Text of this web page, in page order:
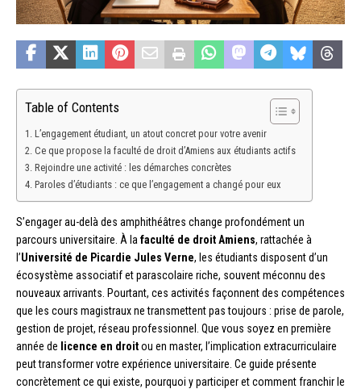
Table of Contents
L’engagement étudiant, un atout concret pour votre avenir
Ce que propose la faculté de droit d’Amiens aux étudiants actifs
Rejoindre une activité : les démarches concrètes
Paroles d’étudiants : ce que l’engagement a changé pour eux
S’engager au-delà des amphithéâtres change profondément un
parcours universitaire. À la faculté de droit Amiens, rattachée à
l’Université de Picardie Jules Verne, les étudiants disposent d’un
écosystème associatif et parascolaire riche, souvent méconnu des
nouveaux arrivants. Pourtant, ces activités façonnent des compétences
que les cours magistraux ne transmettent pas toujours : prise de parole,
gestion de projet, réseau professionnel. Que vous soyez en première
année de licence en droitou en master, l’implication extracurriculaire
peut transformer votre expérience universitaire. Ce guide présente
concrètement ce qui existe, pourquoi y participer et comment franchir le